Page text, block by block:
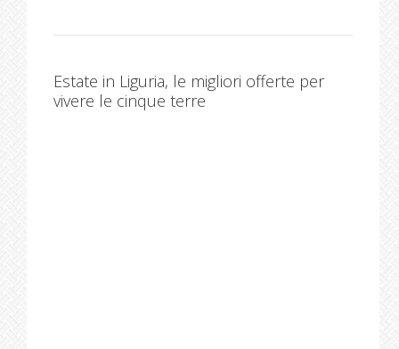
Estate in Liguria, le migliori offerte per
vivere le cinque terre